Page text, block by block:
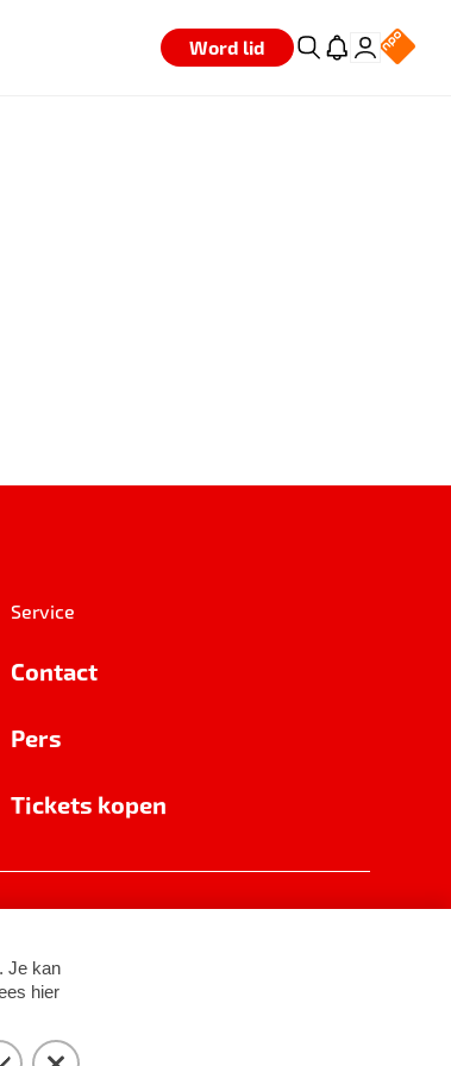
Word lid
Service
Contact
Pers
Tickets kopen